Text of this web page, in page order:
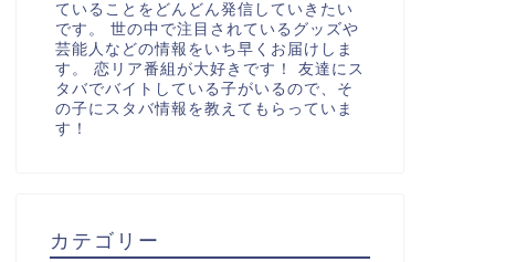
ていることをどんどん発信していきたい
です。 世の中で注目されているグッズや
芸能人などの情報をいち早くお届けしま
す。 恋リア番組が大好きです！ 友達にス
タバでバイトしている子がいるので、そ
の子にスタバ情報を教えてもらっていま
す！
カテゴリー